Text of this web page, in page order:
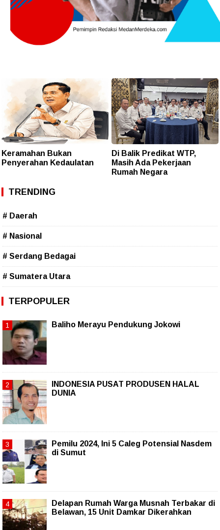
Keramahan Bukan
Penyerahan Kedaulatan
Di Balik Predikat WTP,
Masih Ada Pekerjaan
Rumah Negara
TRENDING
# Daerah
# Nasional
# Serdang Bedagai
# Sumatera Utara
TERPOPULER
Baliho Merayu Pendukung Jokowi
INDONESIA PUSAT PRODUSEN HALAL
DUNIA
Pemilu 2024, Ini 5 Caleg Potensial Nasdem
di Sumut
Delapan Rumah Warga Musnah Terbakar di
Belawan, 15 Unit Damkar Dikerahkan